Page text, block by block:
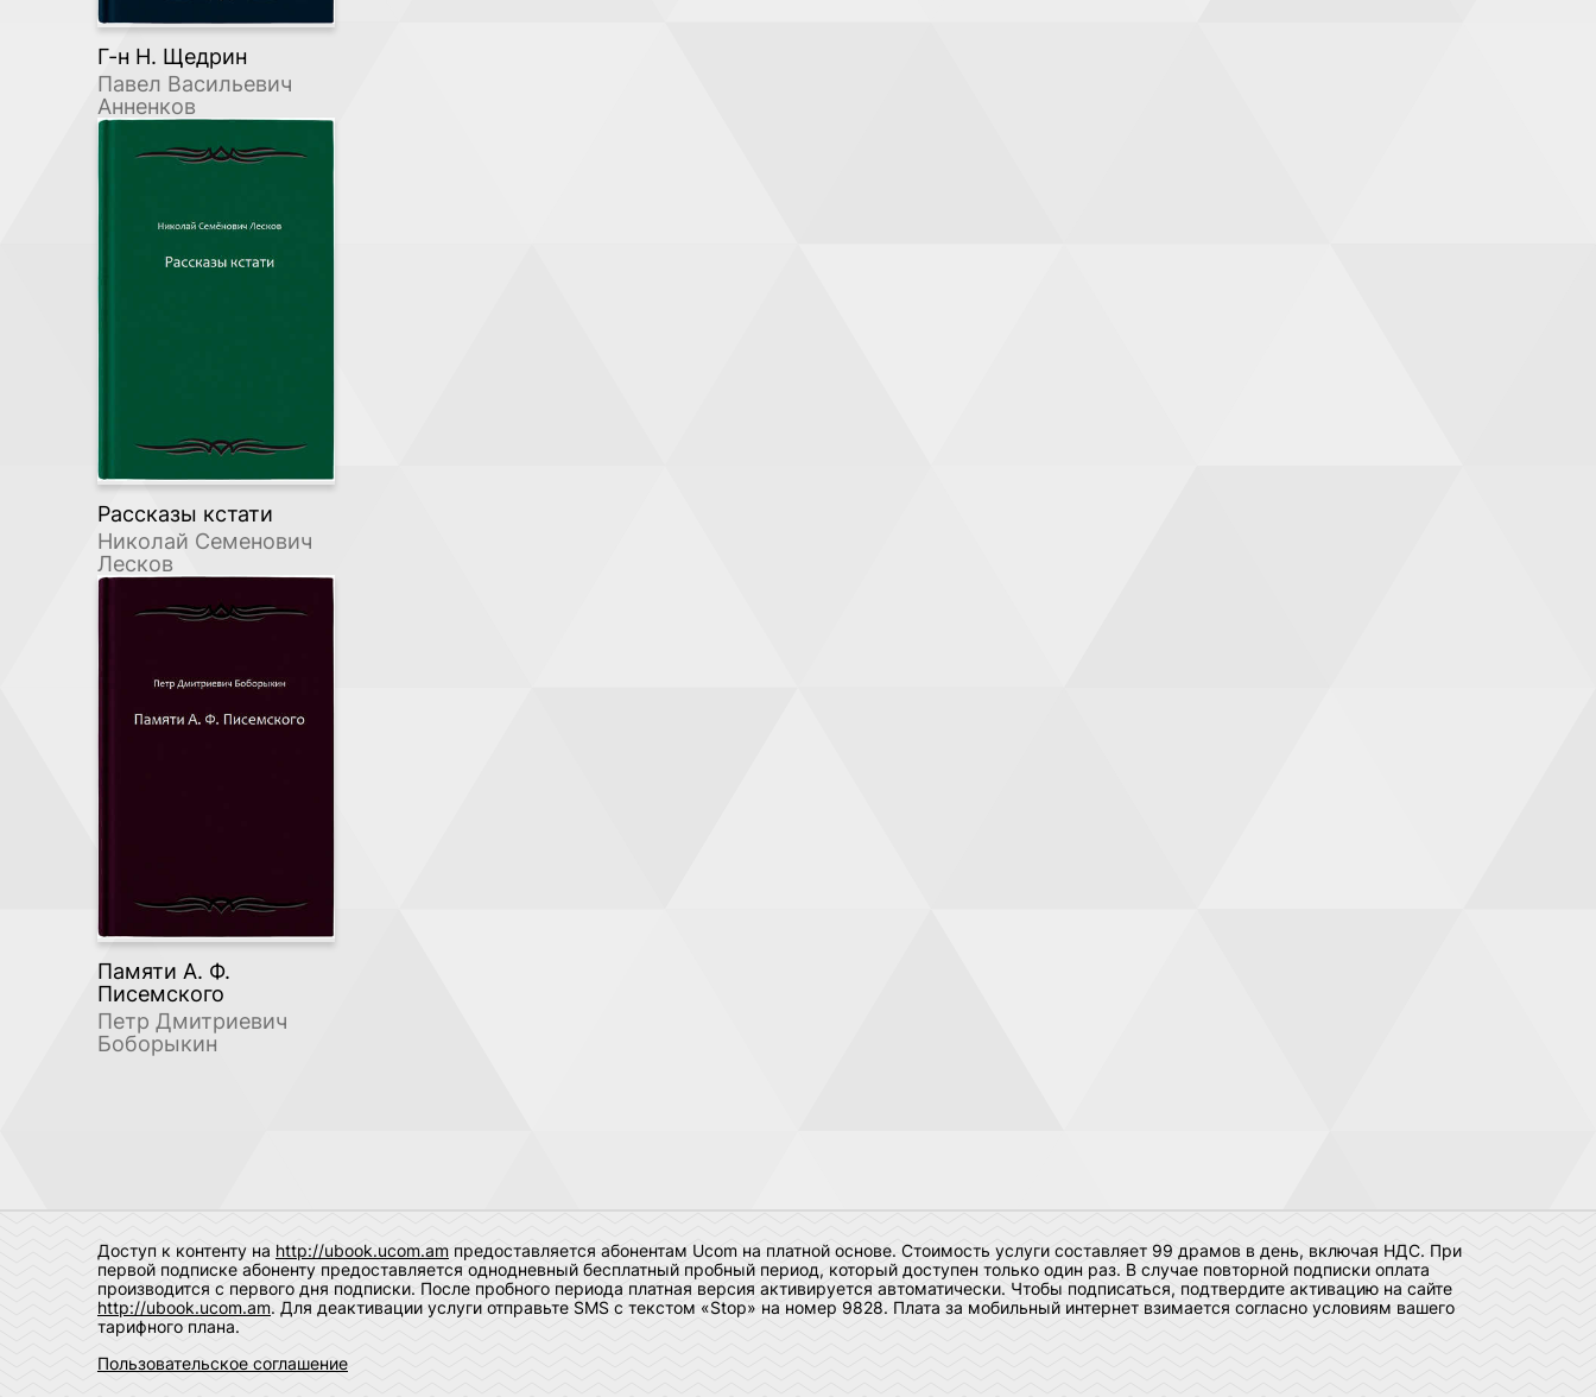
Г-н Н. Щедрин
Павел Васильевич
Анненков
Рассказы кстати
Николай Семенович
Лесков
Памяти А. Ф.
Писемского
Петр Дмитриевич
Боборыкин
Доступ к контенту на http://ubook.ucom.am предоставляется абонентам Ucom на платной основе. Стоимость услуги составляет 99 драмов в день, включая НДС. При
первой подписке абоненту предоставляется однодневный бесплатный пробный период, который доступен только один раз. В случае повторной подписки оплата
производится с первого дня подписки. После пробного периода платная версия активируется автоматически. Чтобы подписаться, подтвердите активацию на сайте
http://ubook.ucom.am. Для деактивации услуги отправьте SMS с текстом «Stop» на номер 9828. Плата за мобильный интернет взимается согласно условиям вашего
тарифного плана.
Пользовательское соглашение